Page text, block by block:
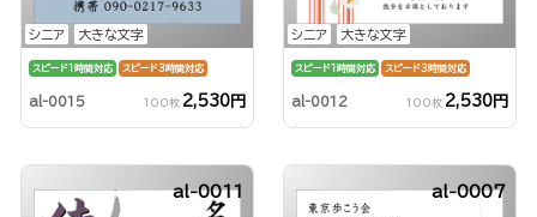
シニア 大きな文字
スピード1時間対応 スピード3時間対応
al-0015 100枚 2,530円
シニア 大きな文字
スピード1時間対応 スピード3時間対応
al-0012 100枚 2,530円
al-0011 al-0007